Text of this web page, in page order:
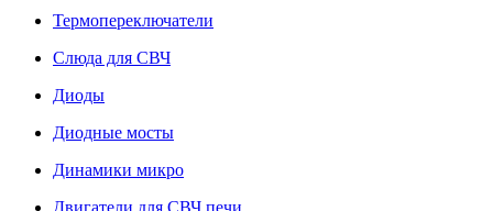
Термопереключатели
Слюда для СВЧ
Диоды
Диодные мосты
Динамики микро
Двигатели для СВЧ печи